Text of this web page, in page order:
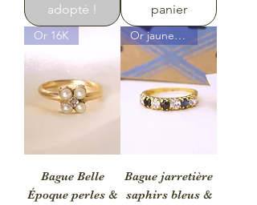
adopté !
panier
Or 16K
Bague Belle
Époque perles &
Or jaune 18K
Bague jarretière
saphirs bleus &